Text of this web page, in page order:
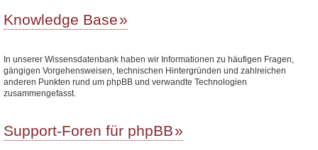
Knowledge Base
In unserer Wissensdatenbank haben wir Informationen zu häufigen Fragen,
gängigen Vorgehensweisen, technischen Hintergründen und zahlreichen
anderen Punkten rund um phpBB und verwandte Technologien
zusammengefasst.
Support-Foren für phpBB